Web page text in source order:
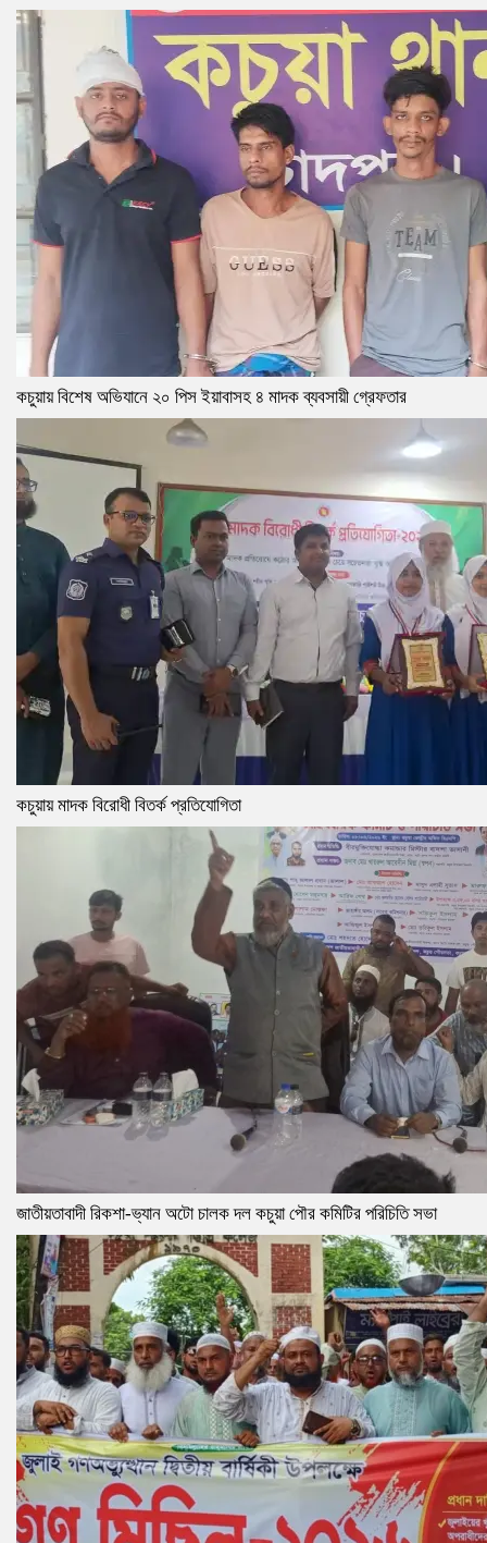
কচুয়ায় বিশেষ অভিযানে ২০ পিস ইয়াবাসহ ৪ মাদক ব্যবসায়ী গ্রেফতার
কচুয়ায় মাদক বিরোধী বিতর্ক প্রতিযোগিতা
জাতীয়তাবাদী রিকশা-ভ্যান অটো চালক দল কচুয়া পৌর কমিটির পরিচিতি সভা